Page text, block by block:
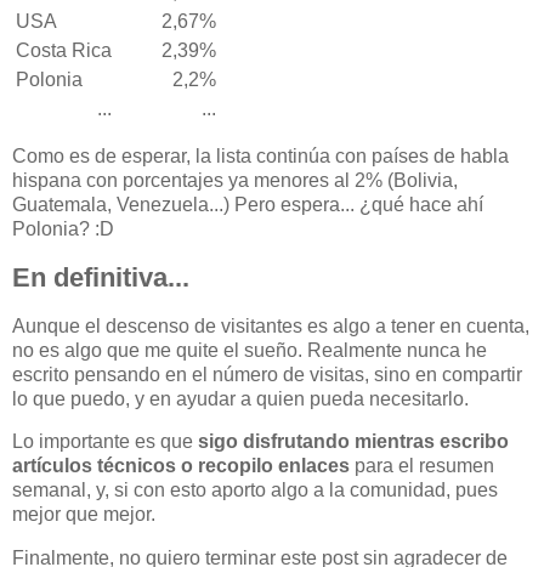
USA
2,67%
Costa Rica
2,39%
Polonia
2,2%
...
...
Como es de esperar, la lista continúa con países de habla
hispana con porcentajes ya menores al 2% (Bolivia,
Guatemala, Venezuela...) Pero espera... ¿qué hace ahí
Polonia? :D
En definitiva...
Aunque el descenso de visitantes es algo a tener en cuenta,
no es algo que me quite el sueño. Realmente nunca he
escrito pensando en el número de visitas, sino en compartir
lo que puedo, y en ayudar a quien pueda necesitarlo.
Lo importante es que sigo disfrutando mientras escribo
artículos técnicos o recopilo enlaces para el resumen
semanal, y, si con esto aporto algo a la comunidad, pues
mejor que mejor.
Finalmente, no quiero terminar este post sin agradecer de